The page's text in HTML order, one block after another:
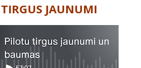
JAUNUMI